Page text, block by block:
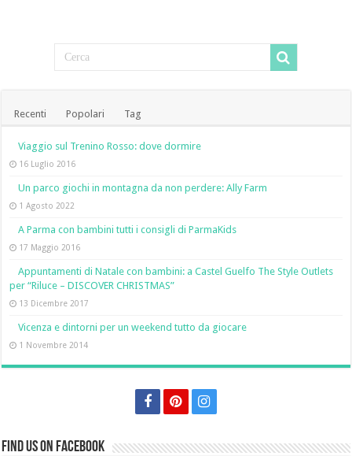
Recenti Popolari Tag
Viaggio sul Trenino Rosso: dove dormire
16 Luglio 2016
Un parco giochi in montagna da non perdere: Ally Farm
1 Agosto 2022
A Parma con bambini tutti i consigli di ParmaKids
17 Maggio 2016
Appuntamenti di Natale con bambini: a Castel Guelfo The Style Outlets
per “Riluce – DISCOVER CHRISTMAS”
13 Dicembre 2017
Vicenza e dintorni per un weekend tutto da giocare
1 Novembre 2014
Find us on Facebook